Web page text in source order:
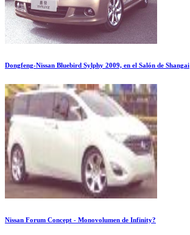
Dongfeng-Nissan Bluebird Sylphy 2009, en el Salón de Shangai
Nissan Forum Concept - Monovolumen de Infinity?